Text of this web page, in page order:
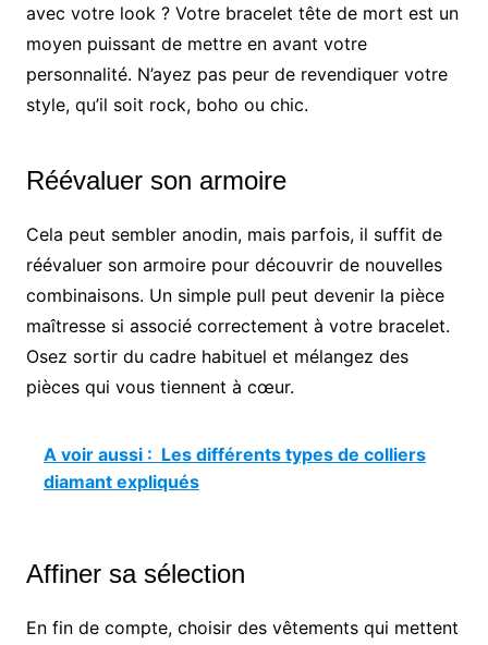
avec votre look ? Votre bracelet tête de mort est un
moyen puissant de mettre en avant votre
personnalité. N’ayez pas peur de revendiquer votre
style, qu’il soit rock, boho ou chic.
Réévaluer son armoire
Cela peut sembler anodin, mais parfois, il suffit de
réévaluer son armoire pour découvrir de nouvelles
combinaisons. Un simple pull peut devenir la pièce
maîtresse si associé correctement à votre bracelet.
Osez sortir du cadre habituel et mélangez des
pièces qui vous tiennent à cœur.
A voir aussi : Les différents types de colliers
diamant expliqués
Affiner sa sélection
En fin de compte, choisir des vêtements qui mettent